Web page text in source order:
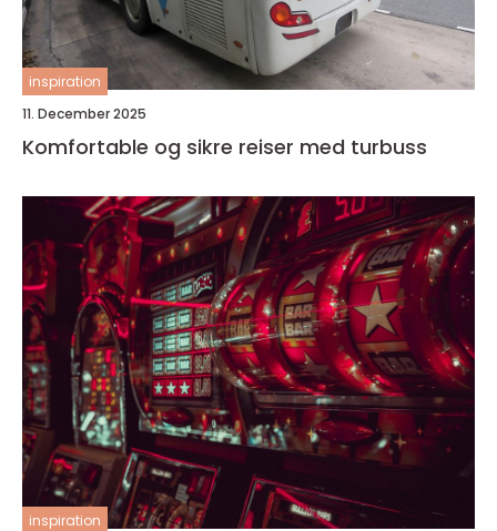
inspiration
11. December 2025
Komfortable og sikre reiser med turbuss
inspiration